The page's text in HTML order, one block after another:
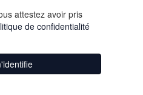
attestez avoir pris
de confidentialité